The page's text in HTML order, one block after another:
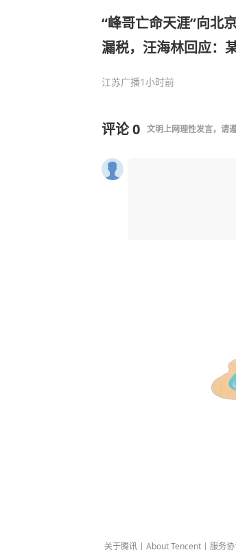
“峰哥亡命天涯”向北
漏税，汪海林回应：
顾事实无事生非已是公
江苏广播1小时前
评论0 文明上网理性发言，请
关于腾讯 | About Tencent | 服务协